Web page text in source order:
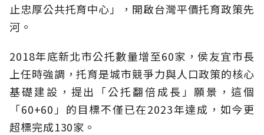
止忠厚公共托育中心」，開啟台灣平價托育政策先
河。
2018年底新北市公托數量增至60家，侯友宜市長
上任時強調，托育是城市競爭力與人口政策的核心
基礎建設，提出「公托翻倍成長」願景，這個
「60+60」的目標不僅已在2023年達成，如今更
超標完成130家。